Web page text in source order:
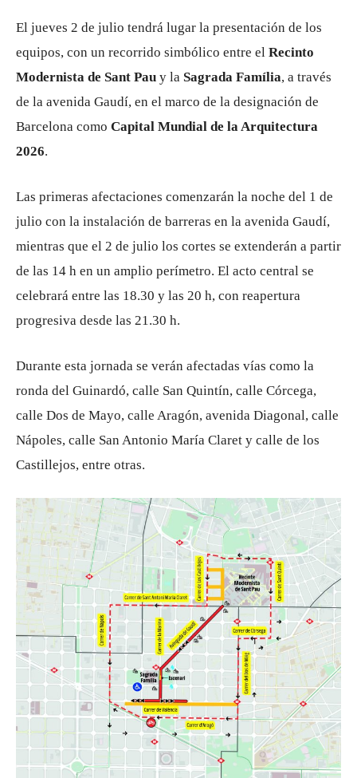
El jueves 2 de julio tendrá lugar la presentación de los
equipos, con un recorrido simbólico entre el Recinto
Modernista de Sant Pau y la Sagrada Família, a través
de la avenida Gaudí, en el marco de la designación de
Barcelona como Capital Mundial de la Arquitectura
2026.
Las primeras afectaciones comenzarán la noche del 1 de
julio con la instalación de barreras en la avenida Gaudí,
mientras que el 2 de julio los cortes se extenderán a partir
de las 14 h en un amplio perímetro. El acto central se
celebrará entre las 18.30 y las 20 h, con reapertura
progresiva desde las 21.30 h.
Durante esta jornada se verán afectadas vías como la
ronda del Guinardó, calle San Quintín, calle Córcega,
calle Dos de Mayo, calle Aragón, avenida Diagonal, calle
Nápoles, calle San Antonio María Claret y calle de los
Castillejos, entre otras.